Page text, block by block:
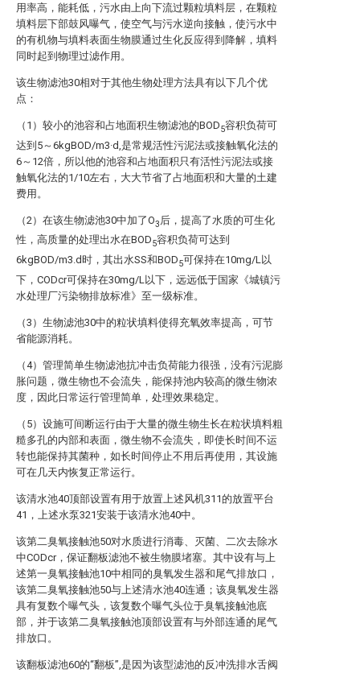
用率高，能耗低，污水由上向下流过颗粒填料层，在颗粒
填料层下部鼓风曝气，使空气与污水逆向接触，使污水中
的有机物与填料表面生物膜通过生化反应得到降解，填料
同时起到物理过滤作用。
该生物滤池30相对于其他生物处理方法具有以下几个优
点：
（1）较小的池容和占地面积生物滤池的BOD5容积负荷可
达到5～6kgBOD/m3·d,是常规活性污泥法或接触氧化法的
6～12倍，所以他的池容和占地面积只有活性污泥法或接
触氧化法的1/10左右，大大节省了占地面积和大量的土建
费用。
（2）在该生物滤池30中加了O3 后，提高了水质的可生化
性，高质量的处理出水在BOD5容积负荷可达到
6kgBOD/m3.d时，其出水SS和BOD5可保持在10mg/L以
下，CODcr可保持在30mg/L以下，远远低于国家《城镇污
水处理厂污染物排放标准》至一级标准。
（3）生物滤池30中的粒状填料使得充氧效率提高，可节
省能源消耗。
（4）管理简单生物滤池抗冲击负荷能力很强，没有污泥膨
胀问题，微生物也不会流失，能保持池内较高的微生物浓
度，因此日常运行管理简单，处理效果稳定。
（5）设施可间断运行由于大量的微生物生长在粒状填料粗
糙多孔的内部和表面，微生物不会流失，即使长时间不运
转也能保持其菌种，如长时间停止不用后再使用，其设施
可在几天内恢复正常运行。
该清水池40顶部设置有用于放置上述风机311的放置平台
41，上述水泵321安装于该清水池40中。
该第二臭氧接触池50对水质进行消毒、灭菌、二次去除水
中CODcr，保证翻板滤池不被生物膜堵塞。其中设有与上
述第一臭氧接触池10中相同的臭氧发生器和尾气排放口，
该第二臭氧接触池50与上述清水池40连通；该臭氧发生器
具有复数个曝气头，该复数个曝气头位于臭氧接触池底
部，并于该第二臭氧接触池顶部设置有与外部连通的尾气
排放口。
该翻板滤池60的“翻板”,是因为该型滤池的反冲洗排水舌阀